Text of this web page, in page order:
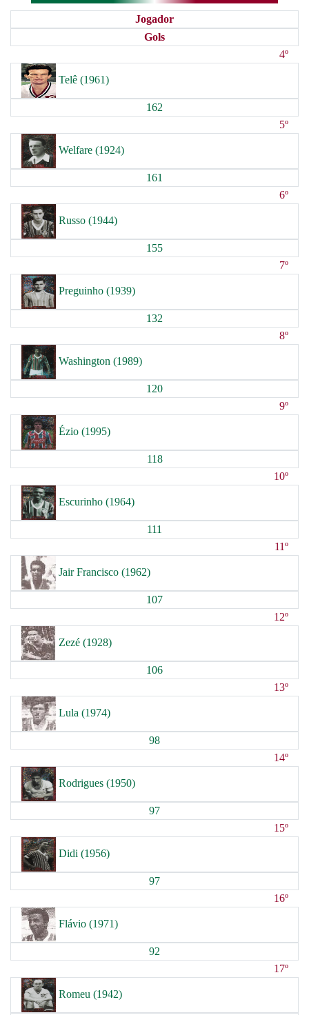
Jogador
Gols
4º
Telê (1961)
162
5º
Welfare (1924)
161
6º
Russo (1944)
155
7º
Preguinho (1939)
132
8º
Washington (1989)
120
9º
Ézio (1995)
118
10º
Escurinho (1964)
111
11º
Jair Francisco (1962)
107
12º
Zezé (1928)
106
13º
Lula (1974)
98
14º
Rodrigues (1950)
97
15º
Didi (1956)
97
16º
Flávio (1971)
92
17º
Romeu (1942)